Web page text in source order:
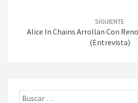
SIGUIENTE
Alice In Chains Arrollan Con
(entrevista)
Buscar: